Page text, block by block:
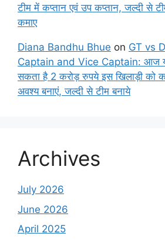
टीम में कप्तान एवं उप कप्तान, जल्दी से
कमाए
Diana Bandhu Bhue on GT vs
Captain and Vice Captain: आज
सकता है 2 करोड़ रुपये इस खिलाड़ी को
अवश्य बनाएं, जल्दी से टीम बनाये
Archives
July 2026
June 2026
April 2025